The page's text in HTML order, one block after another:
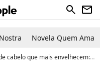
search newsletter
Novela Quem Ama
envelhecem: é fundamental evitá-los na casa dos 20 e 30